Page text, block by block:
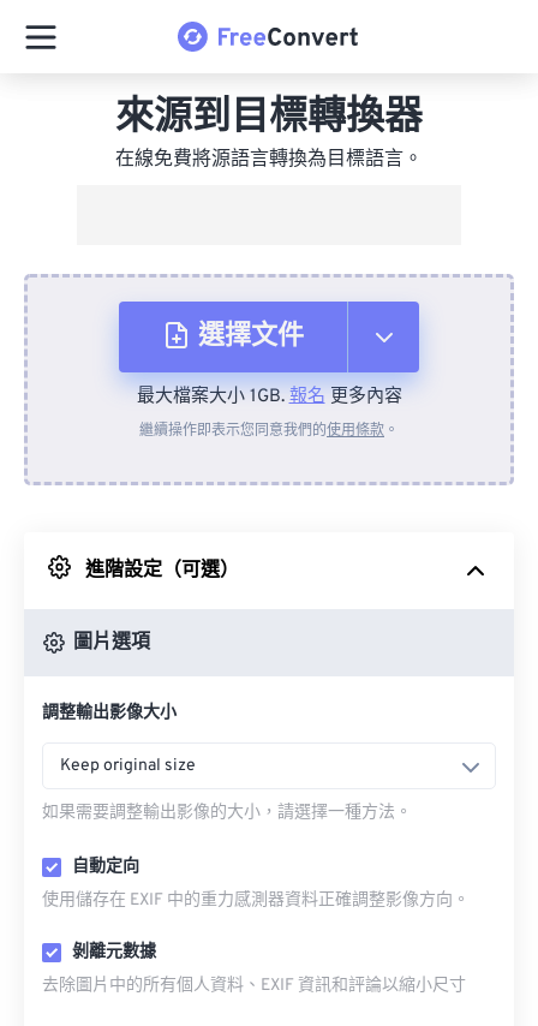
來源到目標轉換器
在線免費將源語言轉換為目標語言。
選擇文件
來自裝置
來自 Google 雲端硬碟
最大檔案大小 1GB.報名更多內容
繼續操作即表示您同意我們的使用條款 。
進階設定（可選）
圖片選項
調整輸出影像大小
Keep original size
如果需要調整輸出影像的大小，請選擇一種方法。
自動定向
使用儲存在 EXIF 中的重力感測器資料正確調整影像方向。
剝離元數據
去除圖片中的所有個人資料、EXIF 資訊和評論以縮小尺寸